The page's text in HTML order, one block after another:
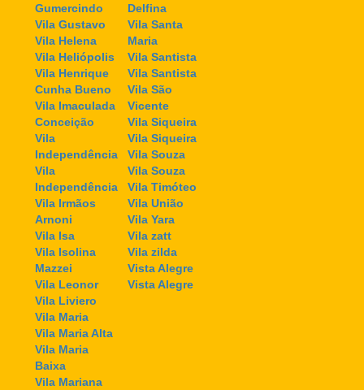
Gumercindo
Vila Gustavo
Vila Helena
Vila Heliópolis
Vila Henrique
Cunha Bueno
Vila Imaculada
Conceição
Vila
Independência
Vila
Independência
Vila Irmãos
Arnoni
Vila Isa
Vila Isolina
Mazzei
Vila Leonor
Vila Liviero
Vila Maria
Vila Maria Alta
Vila Maria
Baixa
Vila Mariana
Delfina
Vila Santa
Maria
Vila Santista
Vila Santista
Vila São
Vicente
Vila Siqueira
Vila Siqueira
Vila Souza
Vila Souza
Vila Timóteo
Vila União
Vila Yara
Vila zatt
Vila zilda
Vista Alegre
Vista Alegre